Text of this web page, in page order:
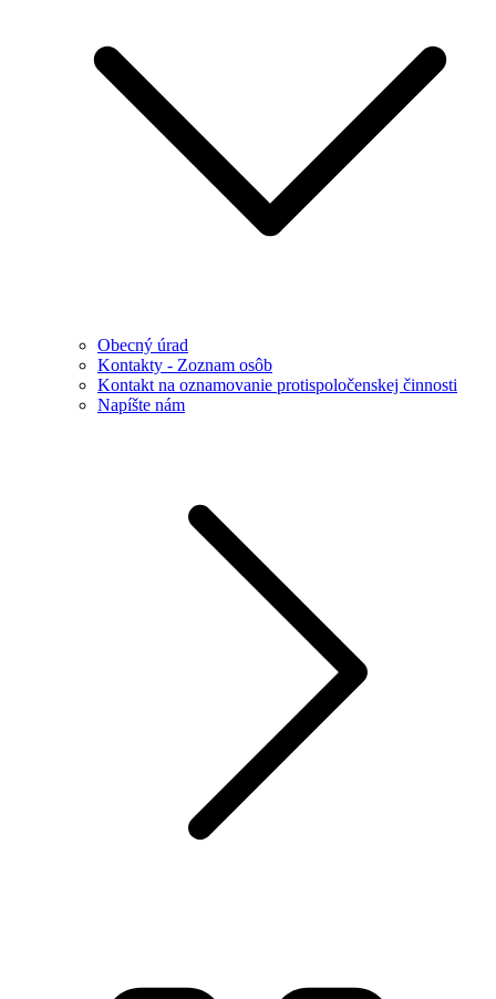
Obecný úrad
Kontakty - Zoznam osôb
Kontakt na oznamovanie protispoločenskej činnosti
Napíšte nám